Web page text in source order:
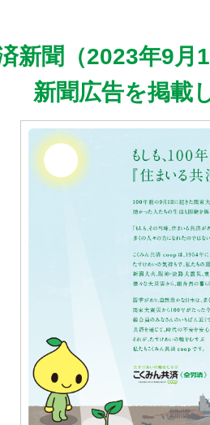
新聞（2023年9月
新聞広告を掲載